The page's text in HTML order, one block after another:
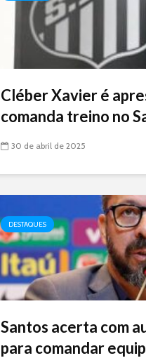
Cléber Xavier é
comanda treino no
30 de abril de 2025
DESTAQUES
Santos acerta com
para comandar